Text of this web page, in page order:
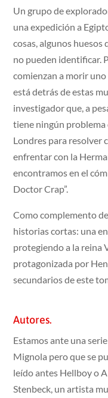
Un grupo de
una expedición a
cosas, algunos
no pueden identificar.
comienzan a morir
está detrás de estas
investigador que, a
tiene ningún problema
Londres para resolver
enfrentar con la
encontramos en el
Doctor Crap”.
Como complemento
historias cortas: una
protegiendo a la reina
protagonizada por
secundarios de este
Autores.
Estamos ante una
Mignola pero que se
leído antes Hellboy o
Stenbeck, un artista